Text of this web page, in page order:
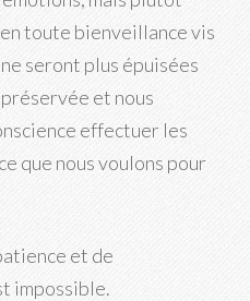
toute bienveillance vis
seront plus épuisées
et nous
effectuer les
que nous voulons pour
et de
impossible.